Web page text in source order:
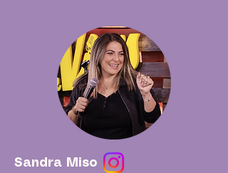
Sandra Miso